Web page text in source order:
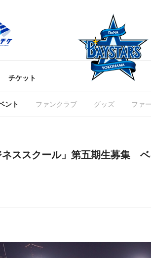
チケット
ント ファンクラブ グッズ ファ
ススクール」第五期生募集